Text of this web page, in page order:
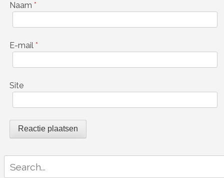
Naam *
E-mail *
Site
for: